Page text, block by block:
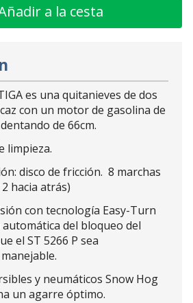
a la cesta
es una quitanieves de dos
con un motor de gasolina de
de 66cm.
limpieza.
disco de fricción. 8 marchas
hacia atrás)
con tecnología Easy-Turn
del bloqueo del
el ST 5266 P sea
y neumáticos Snow Hog
un agarre óptimo.